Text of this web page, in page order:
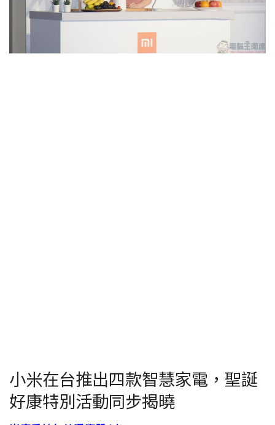
小米在台推出四款智慧家電，聖誕
好康特別活動同步揭曉